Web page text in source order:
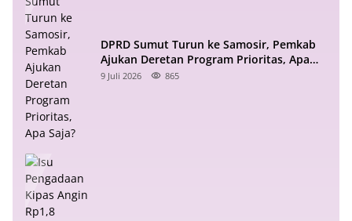
DPRD Sumut Turun ke Samosir, Pemkab
Ajukan Deretan Program Prioritas, Apa
Saja?
9 Juli 2026 865